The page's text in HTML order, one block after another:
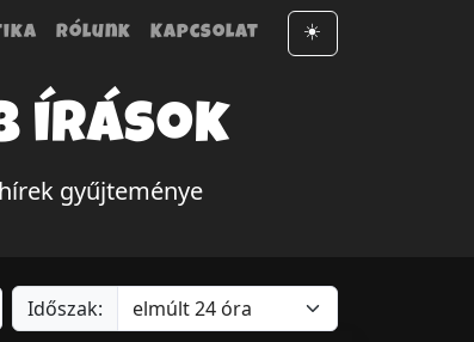
Rólunk Kapcsolat ☀️
írások
gyűjteménye
Időszak: